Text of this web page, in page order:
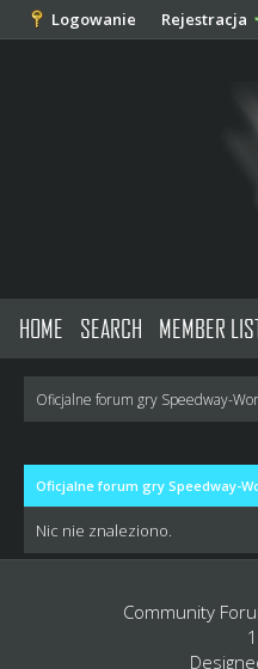
Logowanie Rejestracja
HOME SEARCH MEMBER
Oficjalne forum gry Speedway-
Oficjalne forum gry Speedway-
Nic nie znaleziono.
Community